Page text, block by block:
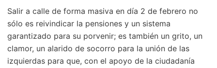
Salir a calle de forma masiva en día 2 de febrero no
sólo es reivindicar la pensiones y un sistema
garantizado para su porvenir; es también un grito, un
clamor, un alarido de socorro para la unión de las
izquierdas para que, con el apoyo de la ciudadanía